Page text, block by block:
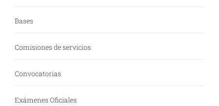
Bases
Comisiones de servicios
Convocatorias
Exámenes Oficiales